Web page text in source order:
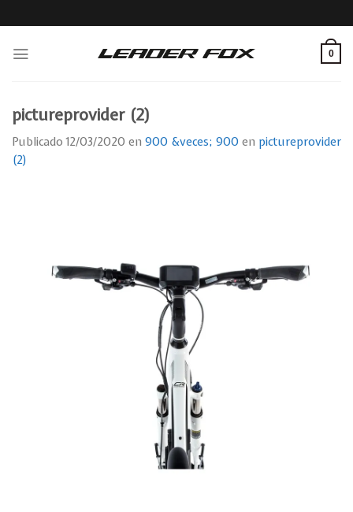
to
0
pictureprovider (2)
Publicado12/03/2020 en 900 &veces; 900 en pictureprovider
(2)